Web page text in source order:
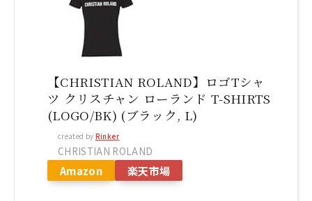
【CHRISTIAN ROLAND】ロゴTシャ
ツ クリスチャン ローランド T-SHIRTS
(LOGO/BK) (ブラック, L)
created by Rinker
CHRISTIAN ROLAND
Amazon 楽天市場